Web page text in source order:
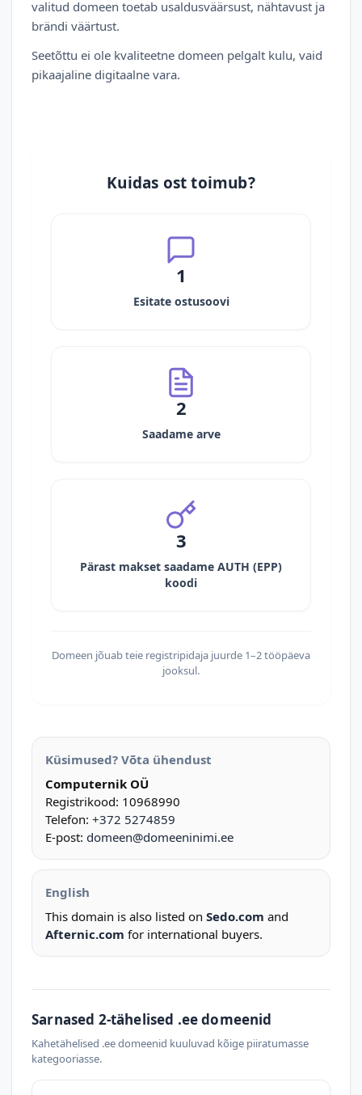
valitud domeen toetab usaldusväärsust, nähtavust ja
brändi väärtust.
Seetõttu ei ole kvaliteetne domeen pelgalt kulu, vaid
pikaajaline digitaalne vara.
Kuidas ost toimub?
1
Esitate ostusoovi
2
Saadame arve
3
Pärast makset saadame AUTH (EPP)
koodi
Domeen jõuab teie registripidaja juurde 1–2 tööpäeva
jooksul.
Küsimused? Võta ühendust
Computernik OÜ
Registrikood: 10968990
Telefon: +372 5274859
E-post: domeen@domeeninimi.ee
English
This domain is also listed on Sedo.com and
Afternic.com for international buyers.
Sarnased 2-tähelised .ee domeenid
Kahetähelised .ee domeenid kuuluvad kõige piiratumasse
kategooriasse.